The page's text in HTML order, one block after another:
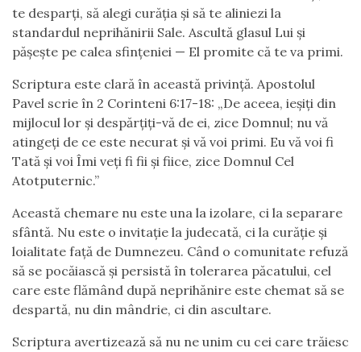
te desparți, să alegi curăția și să te aliniezi la
standardul neprihănirii Sale. Ascultă glasul Lui și
pășește pe calea sfințeniei — El promite că te va primi.
Scriptura este clară în această privință. Apostolul
Pavel scrie în 2 Corinteni 6:17-18: „De aceea, ieșiți din
mijlocul lor și despărțiți-vă de ei, zice Domnul; nu vă
atingeți de ce este necurat și vă voi primi. Eu vă voi fi
Tată și voi Îmi veți fi fii și fiice, zice Domnul Cel
Atotputernic.”
Această chemare nu este una la izolare, ci la separare
sfântă. Nu este o invitație la judecată, ci la curăție și
loialitate față de Dumnezeu. Când o comunitate refuză
să se pocăiască și persistă în tolerarea păcatului, cel
care este flămând după neprihănire este chemat să se
despartă, nu din mândrie, ci din ascultare.
Scriptura avertizează să nu ne unim cu cei care trăiesc